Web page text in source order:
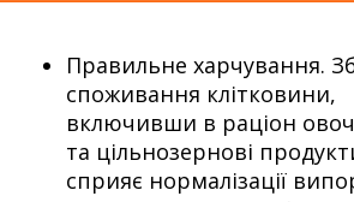
Правильне харчування.
споживання клітковини,
включивши в раціон
та цільнозернові
сприяє нормалізації